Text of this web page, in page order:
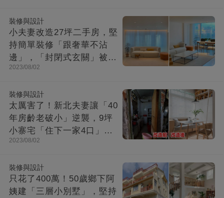
裝修與設計
小夫妻改造27坪二手房，堅
持簡單裝修「跟奢華不沾
邊」，「封閉式玄關」被贊
爆：這就是夢想中的家！
2023/08/02
裝修與設計
太厲害了！新北夫妻讓「40
年房齡老破小」逆襲，9坪
小寨宅「住下一家4口」，
收納超強超舒適
2023/08/02
裝修與設計
只花了400萬！50歲鄉下阿
姨建「三層小別墅」，堅持